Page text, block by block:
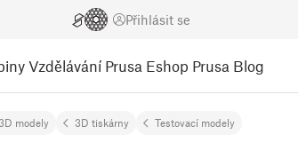
Přihlásit se
Vzdělávání Prusa Eshop Prusa Blog
modely 3D tiskárny Testovací modely